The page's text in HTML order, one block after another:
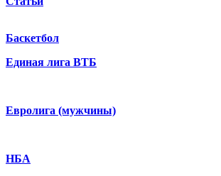
Баскетбол
Единая лига ВТБ
Евролига (мужчины)
НБА